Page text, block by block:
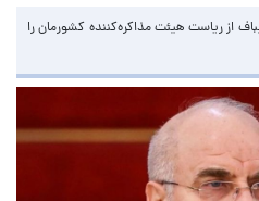
از ریاست هیئت مذاکره‌کننده کشورمان را